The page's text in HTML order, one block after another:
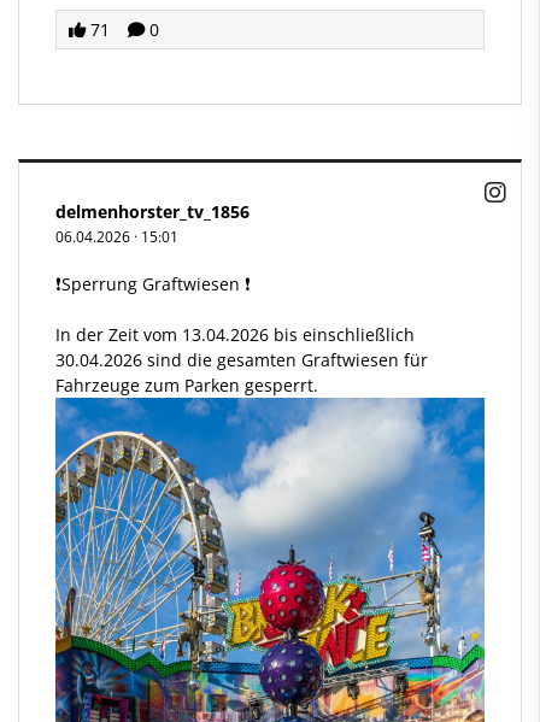
71 0
delmenhorster_tv_1856
06.04.2026 · 15:01
❗Sperrung Graftwiesen ❗
In der Zeit vom 13.04.2026 bis einschließlich
30.04.2026 sind die gesamten Graftwiesen für
Fahrzeuge zum Parken gesperrt.